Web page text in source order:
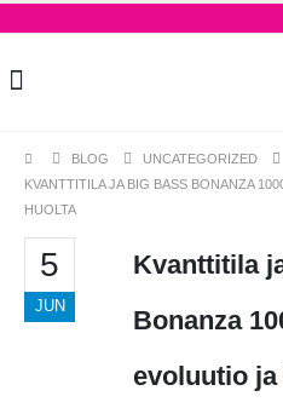
BLOG
UNCATEGORIZED
KVANTTITILA JA BIG BASS BONANZA
HUOLTA
5
JUN
Kvanttitila
Bonanza
evoluutio